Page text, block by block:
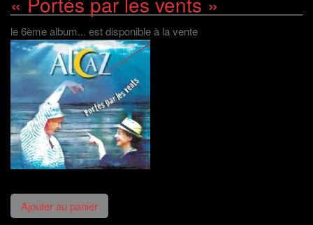
le 6ème album... est disponible à la vente